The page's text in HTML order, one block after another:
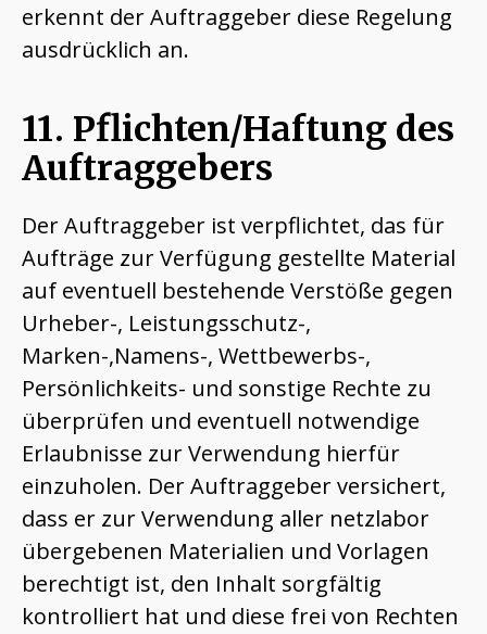
erkennt der Auftraggeber diese Regelung
ausdrücklich an.
11. Pflichten/Haftung des
Auftraggebers
Der Auftraggeber ist verpflichtet, das für
Aufträge zur Verfügung gestellte Material
auf eventuell bestehende Verstöße gegen
Urheber-, Leistungsschutz-,
Marken-,Namens-, Wettbewerbs-,
Persönlichkeits- und sonstige Rechte zu
überprüfen und eventuell notwendige
Erlaubnisse zur Verwendung hierfür
einzuholen. Der Auftraggeber versichert,
dass er zur Verwendung aller netzlabor
übergebenen Materialien und Vorlagen
berechtigt ist, den Inhalt sorgfältig
kontrolliert hat und diese frei von Rechten